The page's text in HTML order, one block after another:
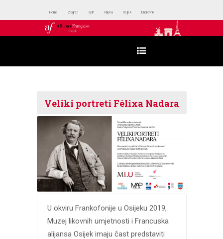
Home Zagreb Split Rijeka Osijek Dubrovnik
Veliki portreti Félixa Nadara
U okviru Frankofonije u Osijeku 2019,
Muzej likovnih umjetnosti i Francuska
alijansa Osijek imaju čast predstaviti